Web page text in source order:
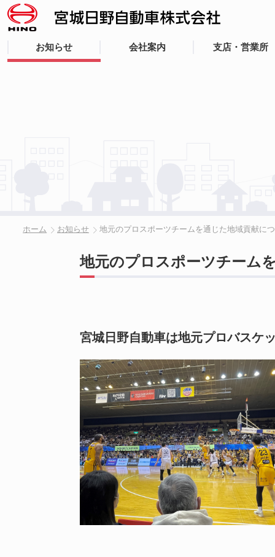
お知らせ 会社案内 支店・営業所
ホーム お知らせ 地元のプロスポーツチームを通じた地域貢献に
地元のプロスポーツチーム
宮城日野自動車は地元プロバスケ